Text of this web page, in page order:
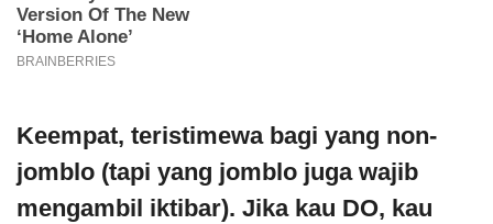
Keempat, teristimewa bagi yang non-
jomblo (tapi yang jomblo juga wajib
mengambil iktibar). Jika kau DO, kau